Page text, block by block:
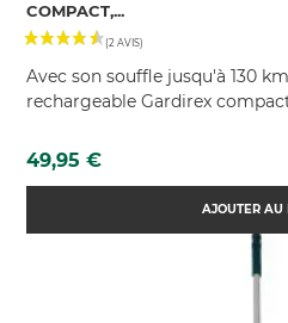
COMPACT,...
Avec son souffle jusqu'à 130
rechargeable Gardirex
Prix
49,95 €
AJOUTER AU